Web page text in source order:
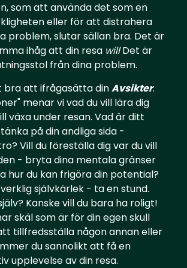
som att använda det som en
eller för att distrahera
problem, slutar sällan bra. Det är
ihåg att din resa willDet är
från dina problem.
bra att ifrågasätta dinAvsikter.
menar vi vad du vill lära dig
växa under resan. Vad är ditt
på din andliga sida -
Vill du föreställa dig var du vill
- bryta dina mentala gränser
hur du kan frigöra din potential?
självkärlek - ta en stund.
Kanske vill du bara ha roligt!
skäl som är för din egen skull
tillfredsställa någon annan eller
du sannolikt att få en
upplevelse av din resa.